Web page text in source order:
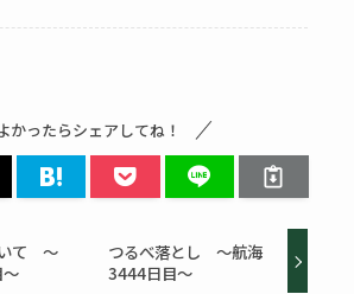
かったらシェアしてね！
て ～
つるべ落とし ～航海
3444日目～